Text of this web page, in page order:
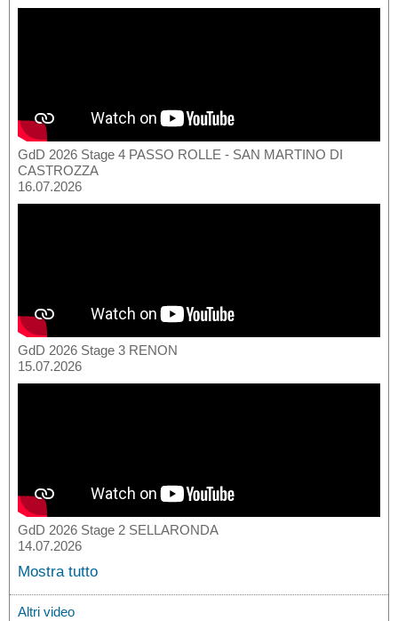
GdD 2026 Stage 4 PASSO ROLLE - SAN MARTINO DI
CASTROZZA
16.07.2026
GdD 2026 Stage 3 RENON
15.07.2026
GdD 2026 Stage 2 SELLARONDA
14.07.2026
Mostra tutto
Altri video